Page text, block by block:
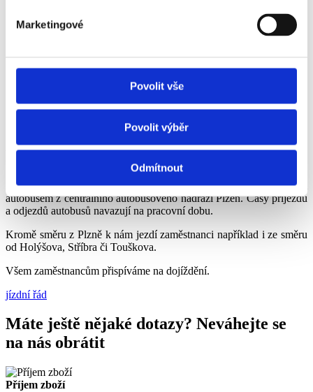
Marketingové
Povolit vše
Povolit výběr
Odmítnout
Doprava
Do našeho výrobního areálu se dostanete autem nebo linkovým
autobusem z centrálního autobusového nádraží Plzeň. Časy příjezdů
a odjezdů autobusů navazují na pracovní dobu.
Kromě směru z Plzně k nám jezdí zaměstnanci například i ze směru
od Holýšova, Stříbra či Touškova.
Všem zaměstnancům přispíváme na dojíždění.
jízdní řád
Máte ještě nějaké dotazy? Neváhejte se
na nás obrátit
Příjem zboží